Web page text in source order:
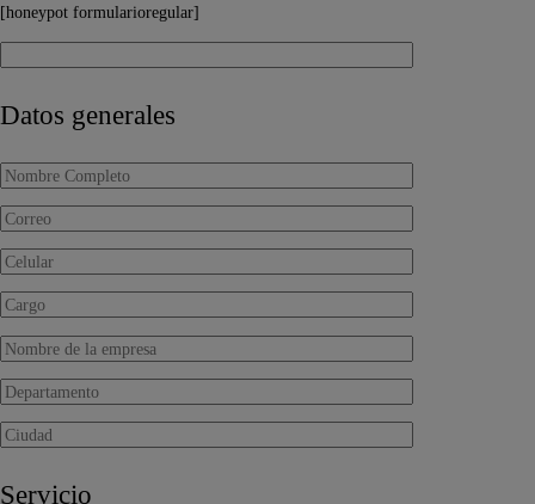
[honeypot formularioregular]
Datos generales
Servicio